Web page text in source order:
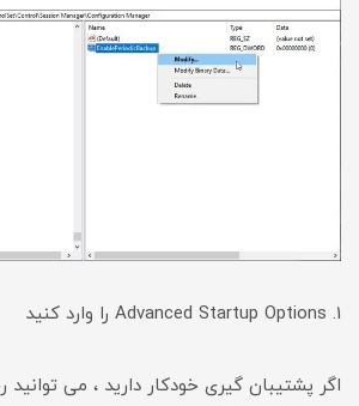
1. Advanced Startup Options را وارد کنید
اگر پشتیبان گیری خودکار دارید ، می